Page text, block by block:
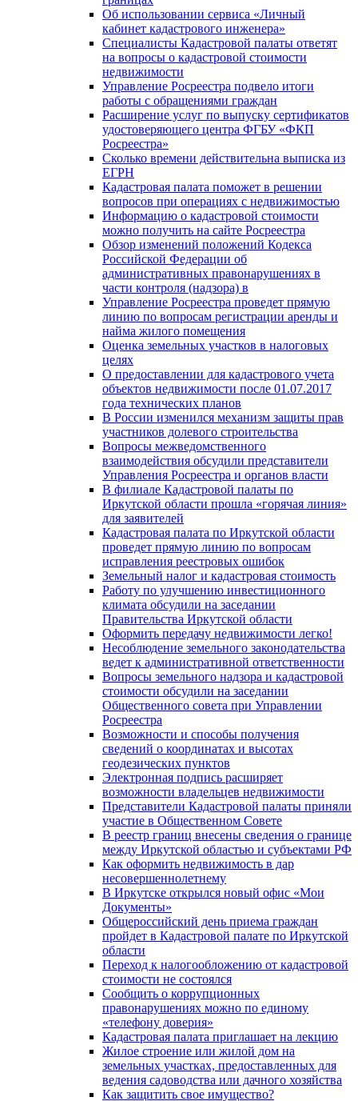
Об использовании сервиса «Личный
кабинет кадастрового инженера»
Специалисты Кадастровой палаты ответят
на вопросы о кадастровой стоимости
недвижимости
Управление Росреестра подвело итоги
работы с обращениями граждан
Расширение услуг по выпуску сертификатов
удостоверяющего центра ФГБУ «ФКП
Росреестра»
Сколько времени действительна выписка из
ЕГРН
Кадастровая палата поможет в решении
вопросов при операциях с недвижимостью
Информацию о кадастровой стоимости
можно получить на сайте Росреестра
Обзор изменений положений Кодекса
Российской Федерации об
административных правонарушениях в
части контроля (надзора) в
Управление Росреестра проведет прямую
линию по вопросам регистрации аренды и
найма жилого помещения
Оценка земельных участков в налоговых
целях
О предоставлении для кадастрового учета
объектов недвижимости после 01.07.2017
года технических планов
В России изменился механизм защиты прав
участников долевого строительства
Вопросы межведомственного
взаимодействия обсудили представители
Управления Росреестра и органов власти
В филиале Кадастровой палаты по
Иркутской области прошла «горячая линия»
для заявителей
Кадастровая палата по Иркутской области
проведет прямую линию по вопросам
исправления реестровых ошибок
Земельный налог и кадастровая стоимость
Работу по улучшению инвестиционного
климата обсудили на заседании
Правительства Иркутской области
Оформить передачу недвижимости легко!
Несоблюдение земельного законодательства
ведет к административной ответственности
Вопросы земельного надзора и кадастровой
стоимости обсудили на заседании
Общественного совета при Управлении
Росреестра
Возможности и способы получения
сведений о координатах и высотах
геодезических пунктов
Электронная подпись расширяет
возможности владельцев недвижимости
Представители Кадастровой палаты приняли
участие в Общественном Совете
В реестр границ внесены сведения о границе
между Иркутской областью и субъектами РФ
Как оформить недвижимость в дар
несовершеннолетнему
В Иркутске открылся новый офис «Мои
Документы»
Общероссийский день приема граждан
пройдет в Кадастровой палате по Иркутской
области
Переход к налогообложению от кадастровой
стоимости не состоялся
Сообщить о коррупционных
правонарушениях можно по единому
«телефону доверия»
Кадастровая палата приглашает на лекцию
Жилое строение или жилой дом на
земельных участках, предоставленных для
ведения садоводства или дачного хозяйства
Как защитить свое имущество?